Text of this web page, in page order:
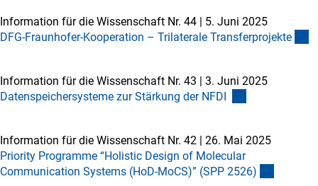
Information für die Wissenschaft Nr. 44 | 5. Juni 2025
DFG-Fraunhofer-Kooperation – Trilaterale Transferprojekte
Information für die Wissenschaft Nr. 43 | 3. Juni 2025
Datenspeichersysteme zur Stärkung der NFDI
Information für die Wissenschaft Nr. 42 | 26. Mai 2025
Priority Programme “Holistic Design of Molecular
Communication Systems (HoD-MoCS)” (SPP 2526)